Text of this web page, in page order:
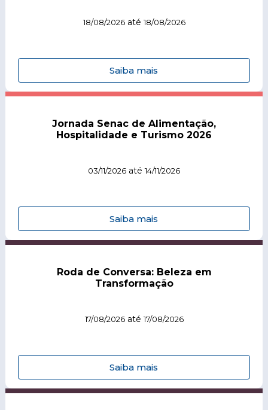
18/08/2026até18/08/2026
Saiba mais
Jornada Senac de Alimentação,
Hospitalidade e Turismo 2026
03/11/2026 até14/11/2026
Saiba mais
Roda de Conversa: Beleza em
Transformação
17/08/2026até17/08/2026
Saiba mais